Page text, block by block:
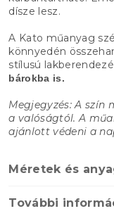
dísze lesz.
A Kato műanyag
könnyedén
stílusú
bárokba is.
Megjegyzés: A szín
a valóságtól. A
ajánlott védeni a
Méretek és
További